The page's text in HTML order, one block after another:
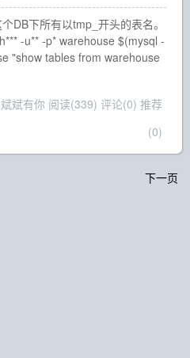
DB下所有以tmp_开头的表名。
-u** -p* warehouse $(mysql -
"show tables from warehouse
斌有你 阅读(339) 评论(0) 推荐
(0)
下一页